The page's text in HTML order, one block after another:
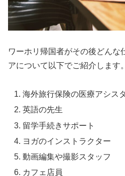
ワーホリ帰国者がその後どんな
アについて以下でご紹介します。
海外旅行保険の医療アシス
英語の先生
留学手続きサポート
ヨガのインストラクター
動画編集や撮影スタッフ
カフェ店員